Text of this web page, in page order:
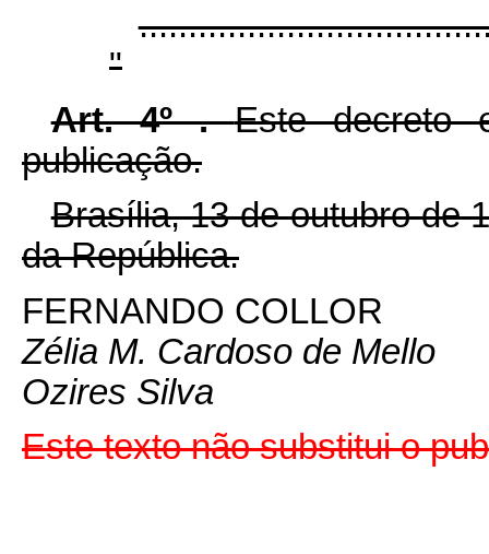
"
Art. 4º .Este decreto
publicação.
Brasília, 13 de outubro de
da República.
FERNANDO COLLOR
Zélia M. Cardoso de Mello
Ozires Silva
Este texto não substitui o